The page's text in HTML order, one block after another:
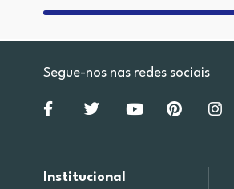
Segue-nos nas redes sociais
Institucional